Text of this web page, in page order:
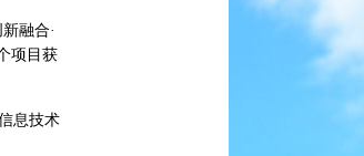
融合·
项目获
息技术